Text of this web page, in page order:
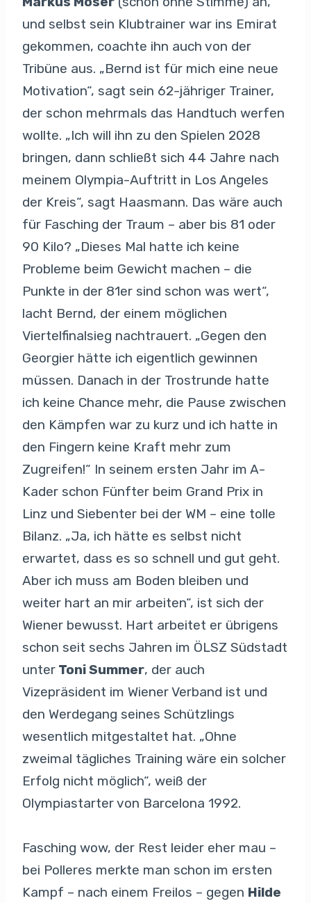
und selbst sein Klubtrainer war ins Emirat
gekommen, coachte ihn auch von der
Tribüne aus. „Bernd ist für mich eine neue
Motivation“, sagt sein 62-jähriger Trainer,
der schon mehrmals das Handtuch werfen
wollte. „Ich will ihn zu den Spielen 2028
bringen, dann schließt sich 44 Jahre nach
meinem Olympia-Auftritt in Los Angeles
der Kreis“, sagt Haasmann. Das wäre auch
für Fasching der Traum – aber bis 81 oder
90 Kilo? „Dieses Mal hatte ich keine
Probleme beim Gewicht machen – die
Punkte in der 81er sind schon was wert“,
lacht Bernd, der einem möglichen
Viertelfinalsieg nachtrauert. „Gegen den
Georgier hätte ich eigentlich gewinnen
müssen. Danach in der Trostrunde hatte
ich keine Chance mehr, die Pause zwischen
den Kämpfen war zu kurz und ich hatte in
den Fingern keine Kraft mehr zum
Zugreifen!“ In seinem ersten Jahr im A-
Kader schon Fünfter beim Grand Prix in
Linz und Siebenter bei der WM – eine tolle
Bilanz. „Ja, ich hätte es selbst nicht
erwartet, dass es so schnell und gut geht.
Aber ich muss am Boden bleiben und
weiter hart an mir arbeiten“, ist sich der
Wiener bewusst. Hart arbeitet er übrigens
schon seit sechs Jahren im ÖLSZ Südstadt
unter Toni Summer, der auch
Vizepräsident im Wiener Verband ist und
den Werdegang seines Schützlings
wesentlich mitgestaltet hat. „Ohne
zweimal tägliches Training wäre ein solcher
Erfolg nicht möglich“, weiß der
Olympiastarter von Barcelona 1992.
Fasching wow, der Rest leider eher mau –
bei Polleres merkte man schon im ersten
Kampf – nach einem Freilos – gegen Hilde